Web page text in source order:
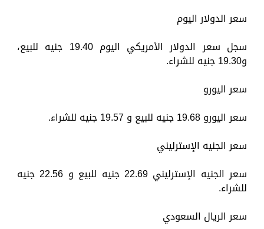
سعر الدولار اليوم
سجل سعر الدولار الأمريكي اليوم 19.40 جنيه للبيع،
و19.30 جنيه للشراء.
سعر اليورو
سعر اليورو 19.68 جنيه للبيع و 19.57 جنيه للشراء.
سعر الجنيه الإسترليني
سعر الجنيه الإسترليني 22.69 جنيه للبيع و 22.56 جنيه
للشراء.
سعر الريال السعودي